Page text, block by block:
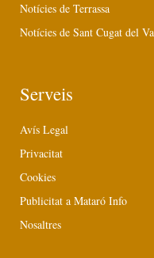
Notícies de Terrassa
Notícies de Sant Cugat del
Serveis
Avís Legal
Privacitat
Cookies
Publicitat a Mataró Info
Nosaltres